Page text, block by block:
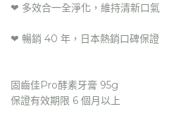
❤ 多效合一全淨化，維持清新口氣
❤ 暢銷 40 年，日本熱銷口碑保證
固齒佳Pro酵素牙膏 95g
保證有效期限 6 個月以上